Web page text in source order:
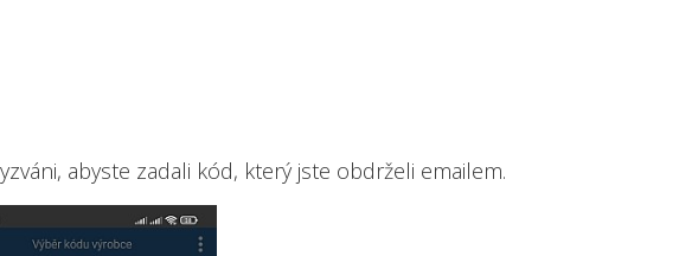
abyste zadali kód, který jste obdrželi emailem.